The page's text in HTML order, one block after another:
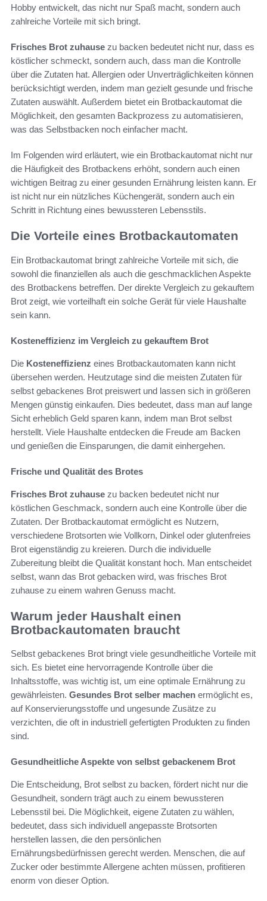
Hobby entwickelt, das nicht nur Spaß macht, sondern auch
zahlreiche Vorteile mit sich bringt.
Frisches Brot zuhause zu backen bedeutet nicht nur, dass es
köstlicher schmeckt, sondern auch, dass man die Kontrolle
über die Zutaten hat. Allergien oder Unverträglichkeiten können
berücksichtigt werden, indem man gezielt gesunde und frische
Zutaten auswählt. Außerdem bietet ein Brotbackautomat die
Möglichkeit, den gesamten Backprozess zu automatisieren,
was das Selbstbacken noch einfacher macht.
Im Folgenden wird erläutert, wie ein Brotbackautomat nicht nur
die Häufigkeit des Brotbackens erhöht, sondern auch einen
wichtigen Beitrag zu einer gesunden Ernährung leisten kann. Er
ist nicht nur ein nützliches Küchengerät, sondern auch ein
Schritt in Richtung eines bewussteren Lebensstils.
Die Vorteile eines Brotbackautomaten
Ein Brotbackautomat bringt zahlreiche Vorteile mit sich, die
sowohl die finanziellen als auch die geschmacklichen Aspekte
des Brotbackens betreffen. Der direkte Vergleich zu gekauftem
Brot zeigt, wie vorteilhaft ein solche Gerät für viele Haushalte
sein kann.
Kosteneffizienz im Vergleich zu gekauftem Brot
Die Kosteneffizienz eines Brotbackautomaten kann nicht
übersehen werden. Heutzutage sind die meisten Zutaten für
selbst gebackenes Brot preiswert und lassen sich in größeren
Mengen günstig einkaufen. Dies bedeutet, dass man auf lange
Sicht erheblich Geld sparen kann, indem man Brot selbst
herstellt. Viele Haushalte entdecken die Freude am Backen
und genießen die Einsparungen, die damit einhergehen.
Frische und Qualität des Brotes
Frisches Brot zuhause zu backen bedeutet nicht nur
köstlichen Geschmack, sondern auch eine Kontrolle über die
Zutaten. Der Brotbackautomat ermöglicht es Nutzern,
verschiedene Brotsorten wie Vollkorn, Dinkel oder glutenfreies
Brot eigenständig zu kreieren. Durch die individuelle
Zubereitung bleibt die Qualität konstant hoch. Man entscheidet
selbst, wann das Brot gebacken wird, was frisches Brot
zuhause zu einem wahren Genuss macht.
Warum jeder Haushalt einen
Brotbackautomaten braucht
Selbst gebackenes Brot bringt viele gesundheitliche Vorteile mit
sich. Es bietet eine hervorragende Kontrolle über die
Inhaltsstoffe, was wichtig ist, um eine optimale Ernährung zu
gewährleisten. Gesundes Brot selber machen ermöglicht es,
auf Konservierungsstoffe und ungesunde Zusätze zu
verzichten, die oft in industriell gefertigten Produkten zu finden
sind.
Gesundheitliche Aspekte von selbst gebackenem Brot
Die Entscheidung, Brot selbst zu backen, fördert nicht nur die
Gesundheit, sondern trägt auch zu einem bewussteren
Lebensstil bei. Die Möglichkeit, eigene Zutaten zu wählen,
bedeutet, dass sich individuell angepasste Brotsorten
herstellen lassen, die den persönlichen
Ernährungsbedürfnissen gerecht werden. Menschen, die auf
Zucker oder bestimmte Allergene achten müssen, profitieren
enorm von dieser Option.